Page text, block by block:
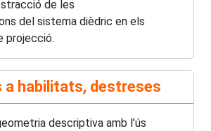
de les
del sistema dièdric en els
projecció.
a habilitats, destreses
descriptiva amb l’ús